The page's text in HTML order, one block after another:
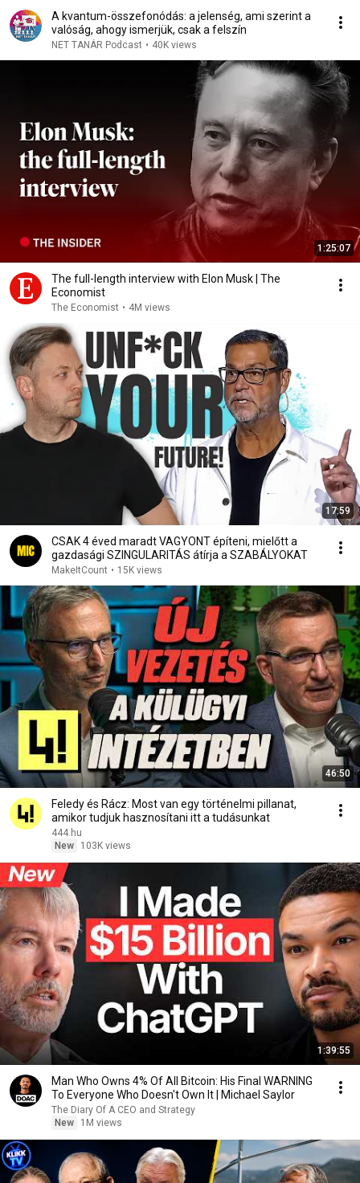
A kvantum-összefonódás: a jelenség, ami szerint a
valóság, ahogy ismerjük, csak a felszín
NET TANÁR Podcast • 40K views
1:25:07
The full-length interview with Elon Musk | The
Economist
The Economist • 4M views
17:59
CSAK 4 éved maradt VAGYONT építeni, mielőtt a
gazdasági SZINGULARITÁS átírja a SZABÁLYOKAT
MakeItCount • 15K views
46:50
Feledy és Rácz: Most van egy történelmi pillanat,
amikor tudjuk hasznosítani itt a tudásunkat
444.hu
New
103K views
1:39:55
Man Who Owns 4% Of All Bitcoin: His Final WARNING
To Everyone Who Doesn't Own It | Michael Saylor
The Diary Of A CEO and Strategy
New
1M views